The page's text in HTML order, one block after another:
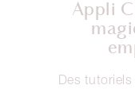
Appli
Des